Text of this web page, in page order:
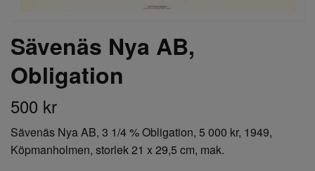
Sävenäs Nya AB,
Obligation
500 kr
Sävenäs Nya AB, 3 1/4 % Obligation, 5 000 kr, 1949,
Köpmanholmen, storlek 21 x 29,5 cm, mak.